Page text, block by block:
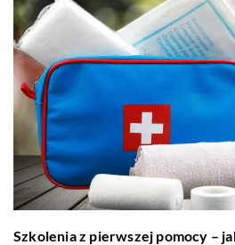
Szkolenia z pierwszej pomocy –